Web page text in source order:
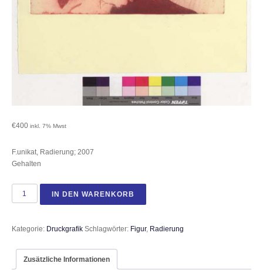
€400 inkl. 7% Mwst
F.unikat, Radierung; 2007
Gehalten
Für immer Menge
IN DEN WARENKORB
Kategorie: Druckgrafik Schlagwörter: Figur, Radierung
Zusätzliche Informationen